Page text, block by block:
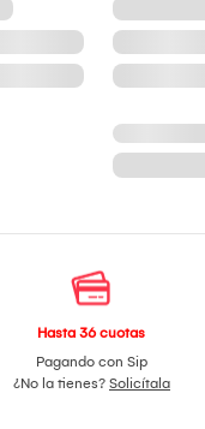
Hasta 36 cuotas
Pagando con Sip
¿No la tienes? Solicítala